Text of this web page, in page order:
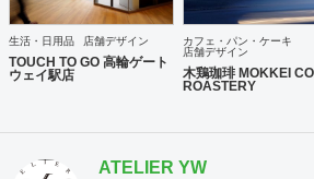
ク、広告、サイン計画など 視覚体験
ザイン：Web、映像、インタラクテ
イネージなど コミュニケーション
生活の多様性を図ります。 アート
社会の様々な局面から、全体のル
JR東日本スタートアップ株式会社、
生活・日用品 店舗デザイン
TOUCH TO GO 高輪ゲート
ウェイ駅店
カフェ・パン・ケーキ
店舗デザイン
木鶏珈琲 MOKKEI
ROASTERY
ATELIER YW